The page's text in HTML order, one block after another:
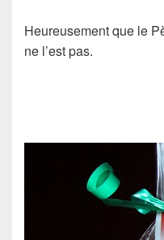
Heureusement que le
ne l’est pas.